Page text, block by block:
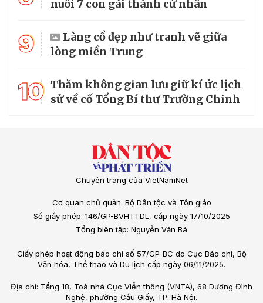
nuôi 7 con gái thành cử nhân
9
Làng cổ đẹp như tranh vẽ giữa
lòng miền Trung
10 Thăm không gian lưu giữ kí ức lịch
sử về cố Tổng Bí thư Trường Chinh
Chuyên trang của VietNamNet
Cơ quan chủ quản: Bộ Dân tộc và Tôn giáo
Số giấy phép: 146/GP-BVHTTDL, cấp ngày 17/10/2025
Tổng biên tập: Nguyễn Văn Bá
Giấy phép hoạt động báo chí số 57/GP-BC do Cục Báo chí, Bộ
Văn hóa, Thể thao và Du lịch cấp ngày 06/11/2025.
Địa chỉ: Tầng 18, Toà nhà Cục Viễn thông (VNTA), 68 Dương Đình
Nghệ, phường Cầu Giấy, TP. Hà Nội.